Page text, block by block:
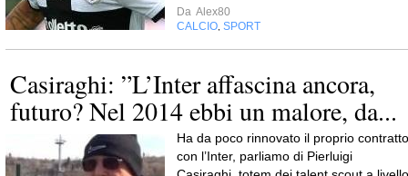
Da Alex80
CALCIO SPORT
Casiraghi: ”L’Inter affascina ancora,
futuro? Nel 2014 ebbi un malore, da...
Ha da poco rinnovato il proprio contratto
con l’Inter, parliamo di Pierluigi